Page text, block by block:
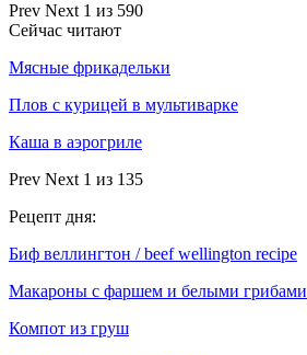
Prev Next 1 из 590
Сейчас читают
Мясные фрикадельки
Плов с курицей в мультиварке
Каша в аэрогриле
Prev Next 1 из 135
Рецепт дня:
Биф веллингтон / beef wellington recipe
Макароны с фаршем и белыми грибами
Компот из груш